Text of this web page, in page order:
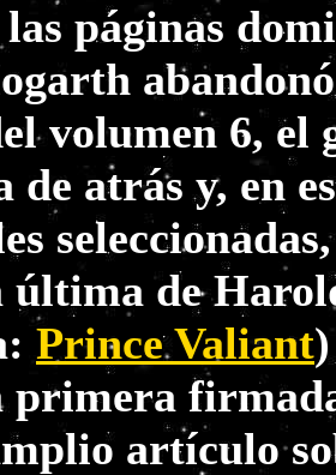
páginas
volumen 6, el
de atrás y, en
última de
Prince Valiant
primera
artículo